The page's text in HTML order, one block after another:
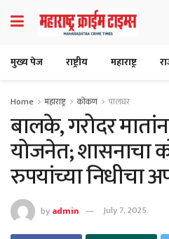
मुख्य पेज राष्ट्रीय महाराष्ट्र
Home महाराष्ट्र कोकण पालघर
बालके, गरोदर
योजनेत; शासनाचा
रुपयांच्या निधीचा
byadmin July 7, 2025